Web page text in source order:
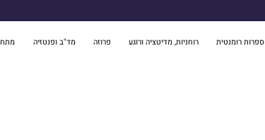
ספרות רומנטית רוחניות, מדיטציה ורוגע פרוזה מד"ב ופנטזיה מתח